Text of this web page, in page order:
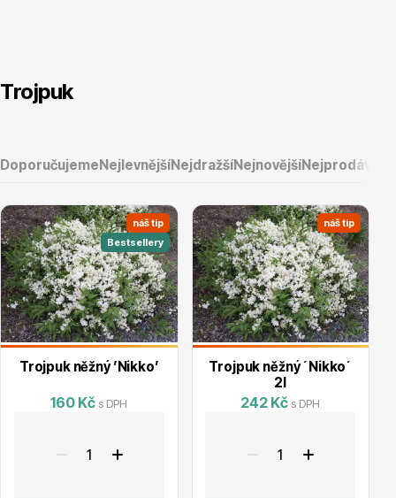
Vřesovištní rostliny
Trojpuk
DoporučujemeNejlevnějšíNejdražšíNejnovější
náš tip
Bestsellery
Trojpuk něžný ’Nikko’
160 Kč s DPH
náš tip
Trojpuk něžný ´Nikko´
2l
242 Kč s DPH